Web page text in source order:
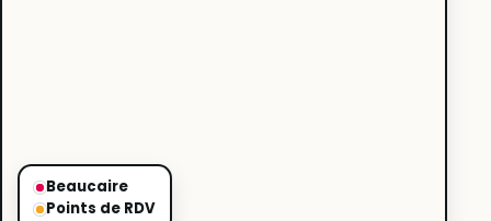
Beaucaire
Points de RDV